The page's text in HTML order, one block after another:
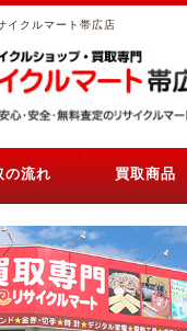
イクルマート帯広店
の流れ 買取商品